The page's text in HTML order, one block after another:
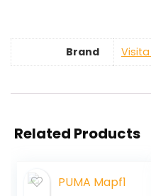
Brand Visita
Related Products